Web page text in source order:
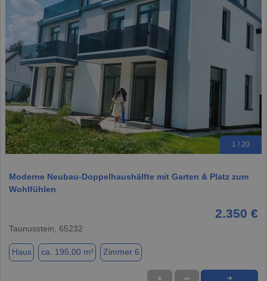
1 / 20
Moderne Neubau-Doppelhaushälfte mit Garten & Platz zum
Wohlfühlen
2.350 €
Taunusstein, 65232
Haus ca. 195,00 m² Zimmer 6
★ ➦ ➜